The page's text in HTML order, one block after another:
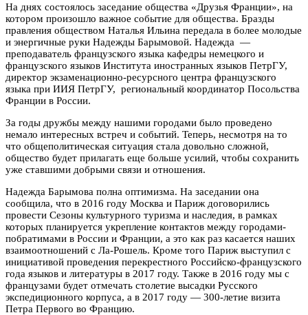
На днях состоялось заседание общества «Друзья Франции», на
котором произошло важное событие для общества. Бразды
правления обществом Наталья Ильина передала в более молодые
и энергичные руки Надежды Барымовой. Надежда —
преподаватель французского языка кафедры немецкого и
французского языков Института иностранных языков ПетрГУ,
директор экзаменационно-ресурсного центра французского
языка при ИИЯ ПетрГУ, региональный координатор Посольства
Франции в России.
За годы дружбы между нашими городами было проведено
немало интересных встреч и событий. Теперь, несмотря на то
что общеполитическая ситуация стала довольно сложной,
общество будет прилагать еще больше усилий, чтобы сохранить
уже ставшими добрыми связи и отношения.
Надежда Барымова полна оптимизма. На заседании она
сообщила, что в 2016 году Москва и Париж договорились
провести Сезоны культурного туризма и наследия, в рамках
которых планируется укрепление контактов между городами-
побратимами в России и Франции, а это как раз касается наших
взаимоотношений с Ла-Рошель. Кроме того Париж выступил с
инициативой проведения перекрестного Российско-французского
года языков и литературы в 2017 году. Также в 2016 году мы с
французами будет отмечать столетие высадки Русского
экспедиционного корпуса, а в 2017 году — 300-летие визита
Петра Первого во Францию.